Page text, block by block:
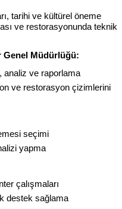
tarihi ve kültürel öneme
ve restorasyonunda teknik
Genel Müdürlüğü:
analiz ve raporlama
ve restorasyon çizimlerini
seçimi
yapma
çalışmaları
destek sağlama